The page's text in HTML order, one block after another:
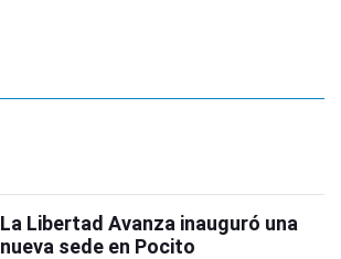
La Libertad Avanza inauguró una
nueva sede en Pocito